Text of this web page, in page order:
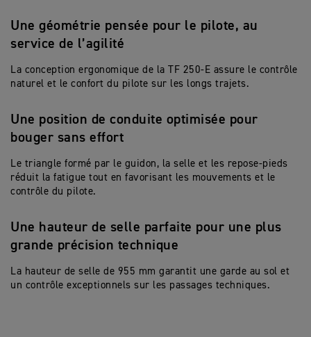
Une géométrie pensée pour le pilote, au
service de l’agilité
La conception ergonomique de la TF 250-E assure le contrôle
naturel et le confort du pilote sur les longs trajets.
Une position de conduite optimisée pour
bouger sans effort
Le triangle formé par le guidon, la selle et les repose-pieds
réduit la fatigue tout en favorisant les mouvements et le
contrôle du pilote.
Une hauteur de selle parfaite pour une plus
grande précision technique
La hauteur de selle de 955 mm garantit une garde au sol et
un contrôle exceptionnels sur les passages techniques.